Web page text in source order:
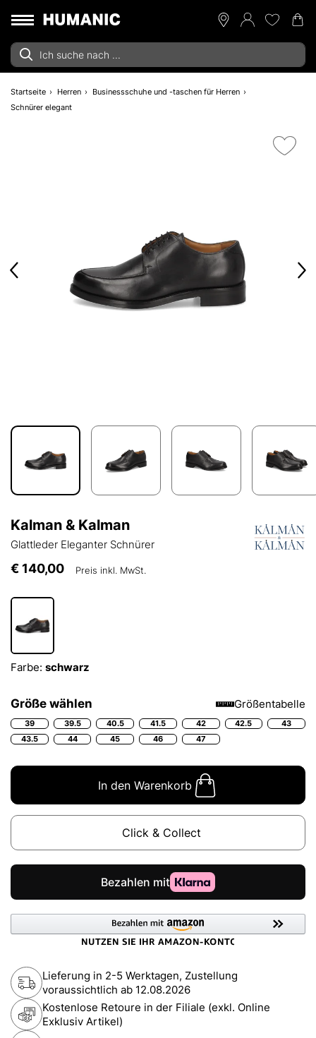
Startseite Herren
Businessschuhe und -taschen für Herren
Schnürer elegant
Kalman & Kalman
Glattleder Eleganter Schnürer
€ 140,00 Preis inkl. MwSt.
Farbe: schwarz
Größe wählen Größentabelle
39 39.5 40.5 41.5 42 42.5
43
43.5
44 45 46 47
In den Warenkorb
Click & Collect
Lieferung in 2-5 Werktagen, Zustellung
voraussichtlich ab 12.08.2026
Kostenlose Retoure in der Filiale (exkl. Online
Exklusiv Artikel)